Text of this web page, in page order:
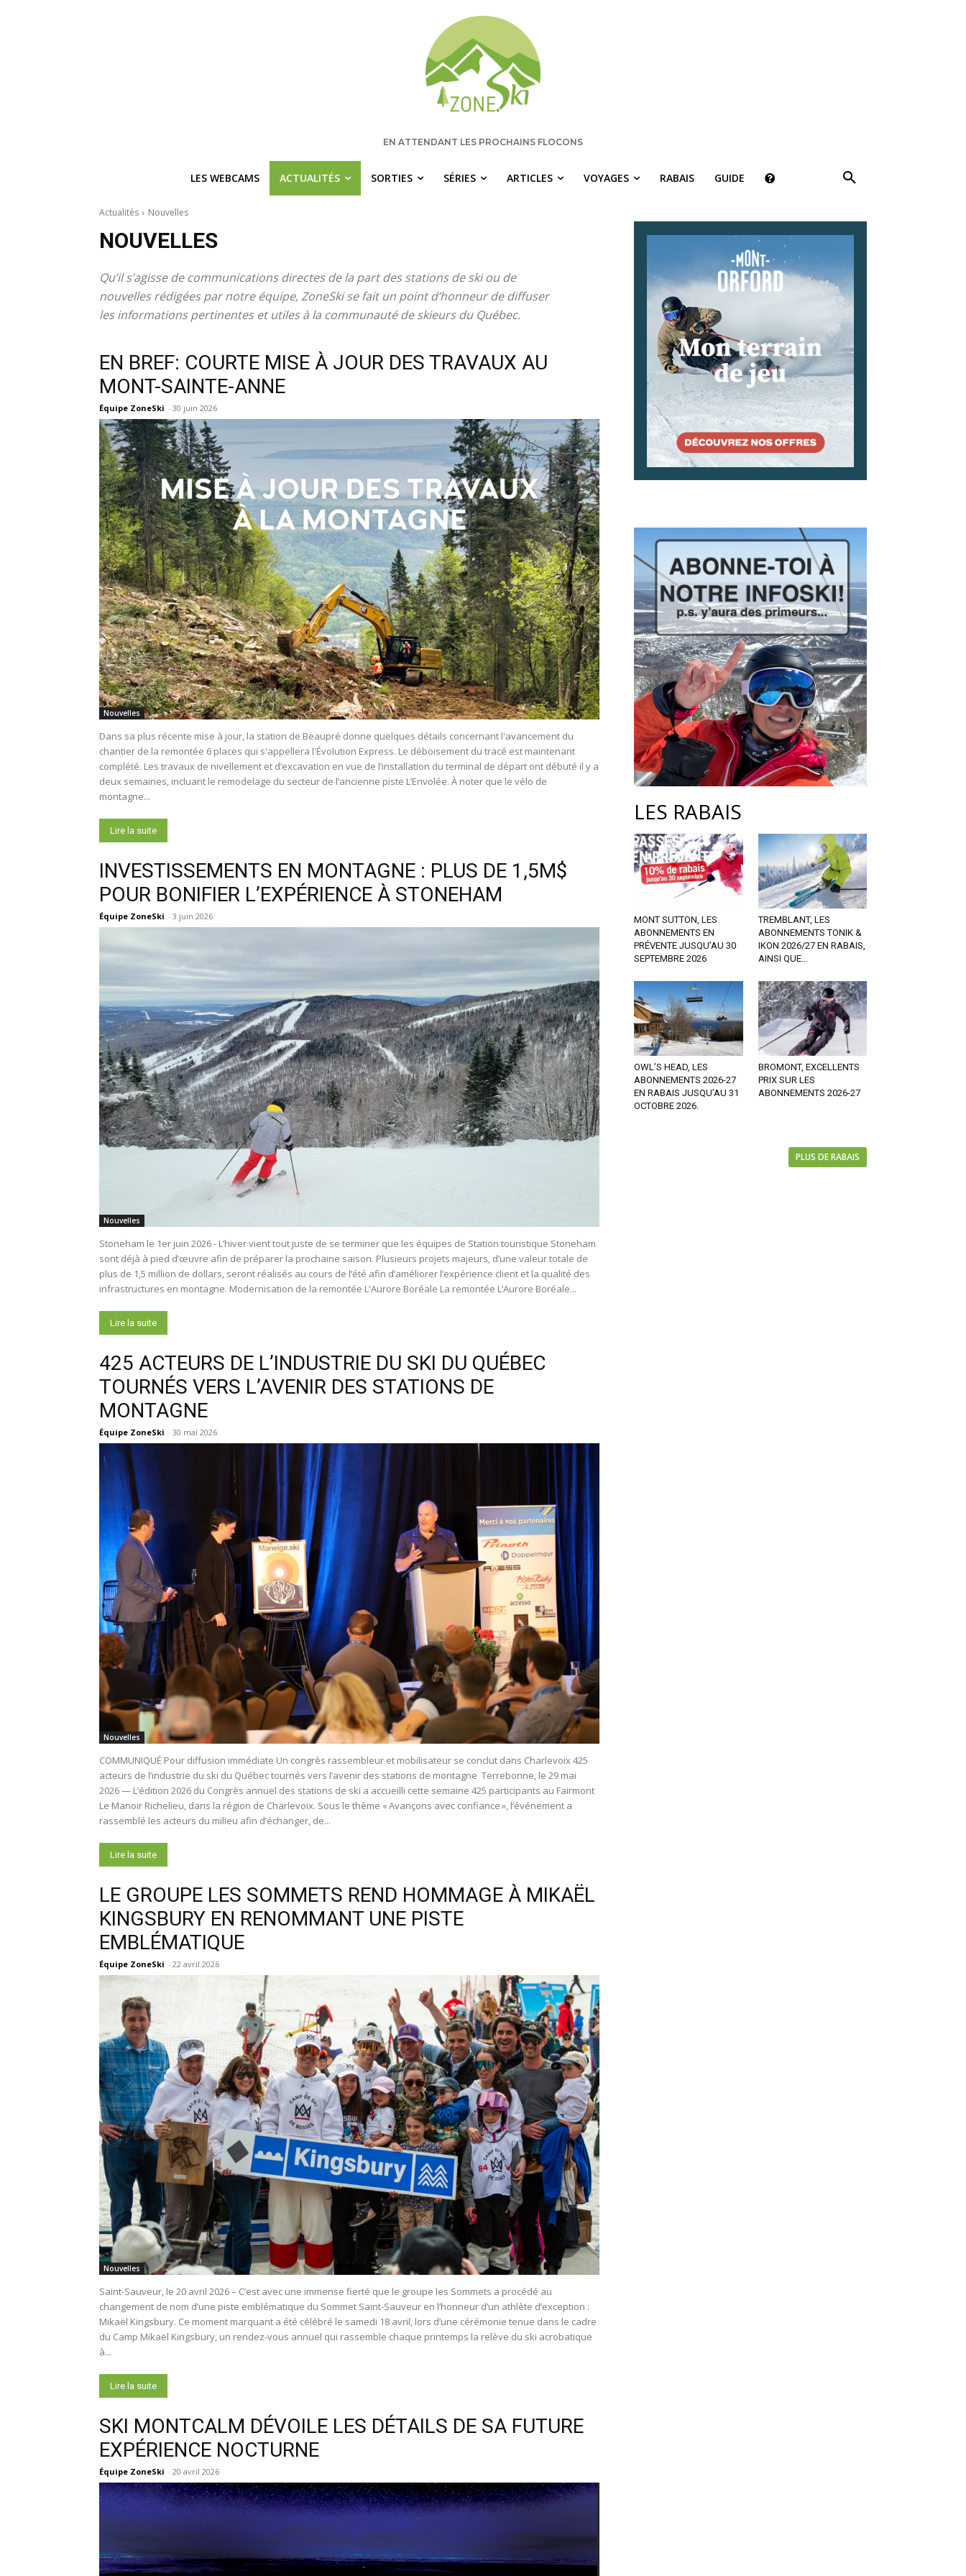
EN ATTENDANT LES PROCHAINS FLOCONS
LES WEBCAMS ACTUALITÉS SORTIES SÉRIES ARTICLES VOYAGES RABAIS GUIDE
Actualités Nouvelles
NOUVELLES
Qu’il s’agisse de communications directes de la part des stations de ski ou de
nouvelles rédigées par notre équipe, ZoneSki se fait un point d’honneur de diffuser
les informations pertinentes et utiles à la communauté de skieurs du Québec.
EN BREF: COURTE MISE À JOUR DES TRAVAUX AU
MONT-SAINTE-ANNE
Équipe ZoneSki - 30 juin 2026
Nouvelles
Dans sa plus récente mise à jour, la station de Beaupré donne quelques détails concernant l'avancement du
chantier de la remontée 6 places qui s'appellera l'Évolution Express. Le déboisement du tracé est maintenant
complété. Les travaux de nivellement et d’excavation en vue de l’installation du terminal de départ ont débuté il y a
deux semaines, incluant le remodelage du secteur de l’ancienne piste L’Envolée. À noter que le vélo de
montagne...
Lire la suite
INVESTISSEMENTS EN MONTAGNE : PLUS DE 1,5M$
POUR BONIFIER L’EXPÉRIENCE À STONEHAM
Équipe ZoneSki - 3 juin 2026
Nouvelles
Stoneham le 1er juin 2026 - L’hiver vient tout juste de se terminer que les équipes de Station touristique Stoneham
sont déjà à pied d’œuvre afin de préparer la prochaine saison. Plusieurs projets majeurs, d’une valeur totale de
plus de 1,5 million de dollars, seront réalisés au cours de l’été afin d’améliorer l’expérience client et la qualité des
infrastructures en montagne. Modernisation de la remontée L'Aurore Boréale La remontée L’Aurore Boréale...
Lire la suite
425 ACTEURS DE L’INDUSTRIE DU SKI DU QUÉBEC
TOURNÉS VERS L’AVENIR DES STATIONS DE
MONTAGNE
Équipe ZoneSki - 30 mai 2026
Nouvelles
COMMUNIQUÉ Pour diffusion immédiate Un congrès rassembleur et mobilisateur se conclut dans Charlevoix 425
acteurs de l’industrie du ski du Québec tournés vers l’avenir des stations de montagne Terrebonne, le 29 mai
2026 — L’édition 2026 du Congrès annuel des stations de ski a accueilli cette semaine 425 participants au Fairmont
Le Manoir Richelieu, dans la région de Charlevoix. Sous le thème « Avançons avec confiance », l’événement a
rassemblé les acteurs du milieu afin d’échanger, de...
Lire la suite
LE GROUPE LES SOMMETS REND HOMMAGE À MIKAËL
KINGSBURY EN RENOMMANT UNE PISTE
EMBLÉMATIQUE
Équipe ZoneSki - 22 avril 2026
Nouvelles
Saint-Sauveur, le 20 avril 2026 – C’est avec une immense fierté que le groupe les Sommets a procédé au
changement de nom d’une piste emblématique du Sommet Saint-Sauveur en l’honneur d’un athlète d’exception :
Mikaël Kingsbury. Ce moment marquant a été célébré le samedi 18 avril, lors d’une cérémonie tenue dans le cadre
du Camp Mikaël Kingsbury, un rendez-vous annuel qui rassemble chaque printemps la relève du ski acrobatique
à...
Lire la suite
SKI MONTCALM DÉVOILE LES DÉTAILS DE SA FUTURE
EXPÉRIENCE NOCTURNE
Équipe ZoneSki - 20 avril 2026
LES RABAIS
MONT SUTTON, LES
ABONNEMENTS EN
PRÉVENTE JUSQU’AU 30
SEPTEMBRE 2026
TREMBLANT, LES
ABONNEMENTS TONIK &
IKON 2026/27 EN RABAIS,
AINSI QUE...
OWL’S HEAD, LES
ABONNEMENTS 2026-27
EN RABAIS JUSQU’AU 31
OCTOBRE 2026.
BROMONT, EXCELLENTS
PRIX SUR LES
ABONNEMENTS 2026-27
PLUS DE RABAIS
Ne manquez rien pour votre saison de ski!
VOTRE ADRESSE COURRIEL